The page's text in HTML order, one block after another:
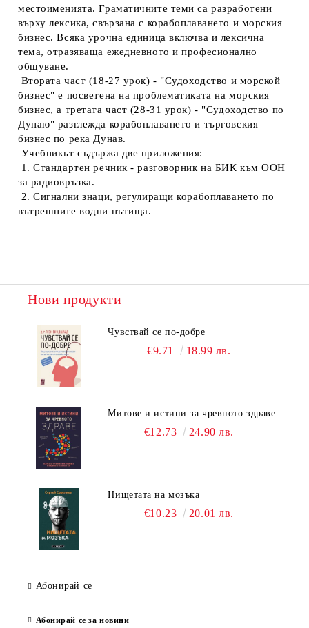
местоименията. Граматичните теми са разработени
върху лексика, свързана с корабоплаването и морския
бизнес. Всяка урочна единица включва и лексична
тема, отразяваща ежедневното и професионално
общуване.
Втората част (18-27 урок) - "Судоходство и морской
бизнес" е посветена на проблематиката на морския
бизнес, а третата част (28-31 урок) - "Судоходство по
Дунаю" разглежда корабоплаването и търговския
бизнес по река Дунав.
Учебникът съдържа две приложения:
1. Стандартен речник - разговорник на БИК към ООН
за радиовръзка.
2. Сигнални знаци, регулиращи корабоплаването по
вътрешните водни пътища.
Нови продукти
Чувствай се по-добре
€9.71 18.99 лв.
Митове и истини за чревното здраве
€12.73 24.90 лв.
Нищетата на мозъка
€10.23 20.01 лв.
Абонирай се
Абонирай се за новини